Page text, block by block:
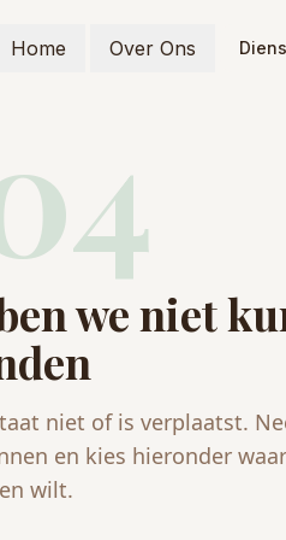
Home Over Ons
we niet
niet of is verplaatst.
en kies hieronder
wilt.